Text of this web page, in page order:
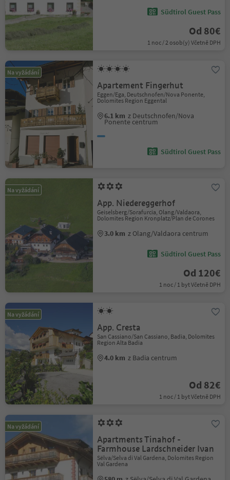
Südtirol Guest Pass
Od 80€
1 noc / 2 osob(y) Včetně DPH
Na vyžádání
Apartement Fingerhut
Eggen/Ega, Deutschnofen/Nova Ponente,
Dolomites Region Eggental
6.1 km z Deutschnofen/Nova
Ponente centrum
Südtirol Guest Pass
Na vyžádání
App. Niedereggerhof
Geiselsberg/Sorafurcia, Olang/Valdaora,
Dolomites Region Kronplatz/Plan de Corones
3.0 km z Olang/Valdaora centrum
Südtirol Guest Pass
Od 120€
1 noc / 1 byt Včetně DPH
Na vyžádání
App. Cresta
San Cassiano/San Cassiano, Badia, Dolomites
Region Alta Badia
4.0 km z Badia centrum
Od 82€
1 noc / 1 byt Včetně DPH
Na vyžádání
Apartments Tinahof -
Farmhouse Lardschneider Ivan
Sëlva/Selva di Val Gardena, Dolomites Region
Val Gardena